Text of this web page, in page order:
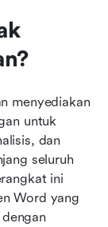
menyediakan
untuk
dan
seluruh
ini
Word yang